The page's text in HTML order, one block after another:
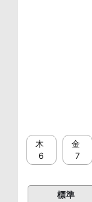
木
6
金
7
標準